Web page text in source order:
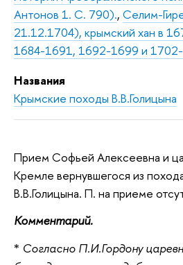
Антонов 1. С. 790)., Селим-
21.12.1704), крымский хан в
1684-1691, 1692-1699 и 1702-
Названия
Крымские походы В.В.Голицына
Прием Софьей Алексеевна и
Кремле вернувшегося из
В.В.Голицына. П. на приеме
Комментарий.
* Согласно П.И.Гордону